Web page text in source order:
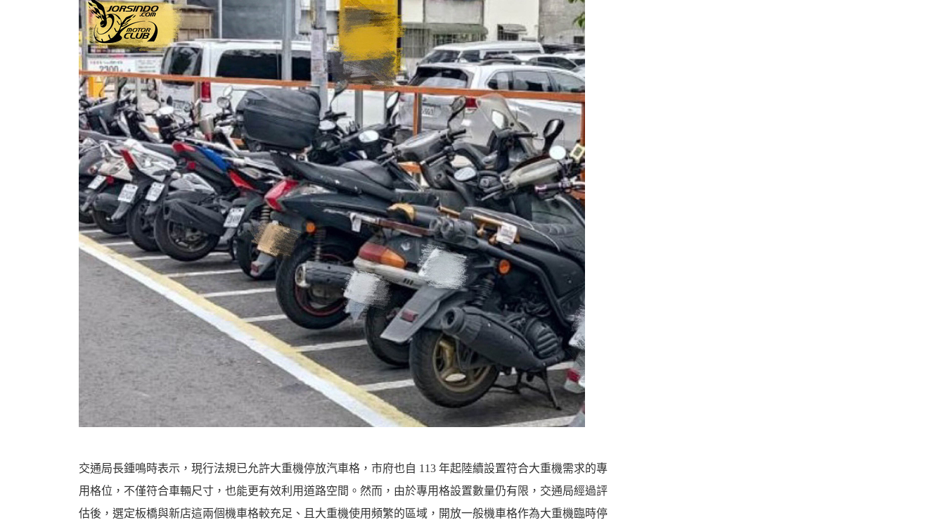
車
資
網
交通局長鍾鳴時表示，現行法規已允許大重機停放汽車格，市府也自 113 年起陸續設置符合大重機需求的專
用格位，不僅符合車輛尺寸，也能更有效利用道路空間。然而，由於專用格設置數量仍有限，交通局經過評
估後，選定板橋與新店這兩個機車格較充足、且大重機使用頻繁的區域，開放一般機車格作為大重機臨時停